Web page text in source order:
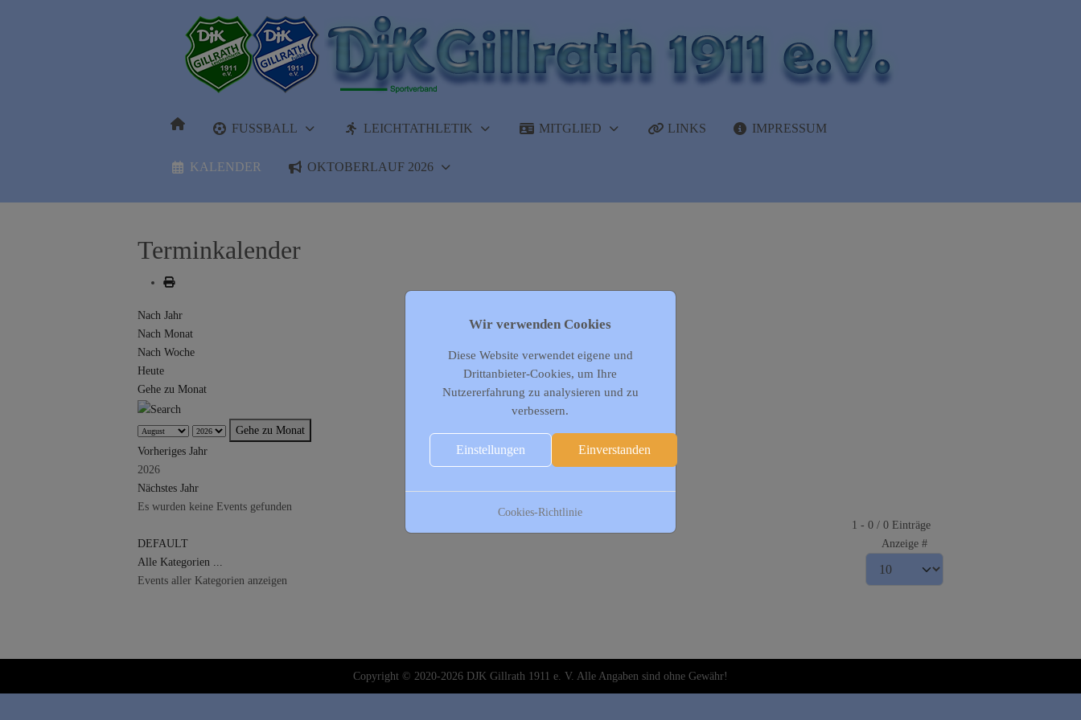
FUSSBALL LEICHTATHLETIK MITGLIED LINKS IMPRESSUM
KALENDER OKTOBERLAUF 2026
Terminkalender
Nach Jahr
Nach Monat
Nach Woche
Heute
Gehe zu Monat
Gehe zu Monat
Vorheriges Jahr
2026
Nächstes Jahr
Es wurden keine Events gefunden
1 - 0 / 0 Einträge
Anzeige #
DEFAULT
Alle Kategorien ...
Events aller Kategorien anzeigen
Copyright © 2020-2026 DJK Gillrath 1911 e. V. Alle Angaben sind ohne Gewähr!
Wir verwenden Cookies
Diese Website verwendet eigene und
Drittanbieter-Cookies, um Ihre
Nutzererfahrung zu analysieren und zu
verbessern.
Einstellungen Einverstanden
Cookies-Richtlinie